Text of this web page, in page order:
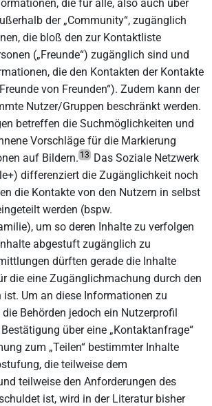
die für alle, also auch über
der „Community“, zugänglich
die bloß den zur Kontaktliste
(„Freunde“) zugänglich sind und
die den Kontakten der Kontakte
von Freunden“). Zudem kann der
Nutzer/Gruppen beschränkt werden.
betreffen die Suchmöglichkeiten und
Vorschläge für die Markierung
auf Bildern. 13 Das Soziale Netzwerk
differenziert die Zugänglichkeit noch
die Kontakte von den Nutzern in selbst
werden (bspw.
um so deren Inhalte zu verfolgen
abgestuft zugänglich zu
dürften gerade die Inhalte
die eine Zugänglichmachung durch den
ist. Um an diese Informationen zu
Behörden jedoch ein Nutzerprofil
über eine „Kontaktanfrage“
zum „Teilen“ bestimmter Inhalte
die teilweise dem
teilweise den Anforderungen des
ist, wird in der Literatur bisher